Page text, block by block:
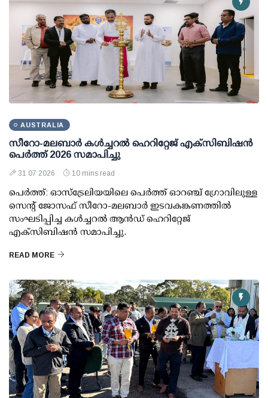
AUSTRALIA
സീറോ-മലബാർ കൾച്ചറൽ ഹെറിറ്റേജ് എക്സിബിഷൻ
പെർത്ത് 2026 സമാപിച്ചു
31 07 2026 10 mins read
പെർത്ത്: ഓസ്ട്രേലിയയിലെ പെർത്ത് ഓറഞ്ച് ഗ്രോവിലുള്ള
സെന്റ് ജോസഫ് സീറോ-മലബാർ ഇടവകങ്കണത്തിൽ
സംഘടിപ്പിച്ച കൾച്ചറൽ ആൻഡ് ഹെറിറ്റേജ്
എക്സിബിഷൻ സമാപിച്ചു.
READ MORE